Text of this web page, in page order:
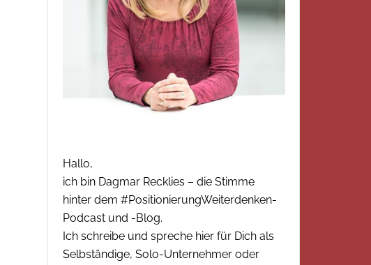
Hallo,
ich bin Dagmar Recklies – die Stimme
hinter dem #PositionierungWeiterdenken-
Podcast und -Blog.
Ich schreibe und spreche hier für Dich als
Selbständige, Solo-Unternehmer oder